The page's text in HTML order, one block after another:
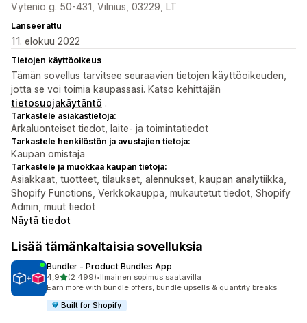
Vytenio g. 50-431, Vilnius, 03229, LT
Lanseerattu
11. elokuu 2022
Tietojen käyttöoikeus
Tämän sovellus tarvitsee seuraavien tietojen käyttöoikeuden,
jotta se voi toimia kaupassasi. Katso kehittäjän
tietosuojakäytäntö .
Tarkastele asiakastietoja:
Arkaluonteiset tiedot, laite- ja toimintatiedot
Tarkastele henkilöstön ja avustajien tietoja:
Kaupan omistaja
Tarkastele ja muokkaa kaupan tietoja:
Asiakkaat, tuotteet, tilaukset, alennukset, kaupan analytiikka,
Shopify Functions, Verkkokauppa, mukautetut tiedot, Shopify
Admin, muut tiedot
Näytä tiedot
Lisää tämänkaltaisia sovelluksia
Bundler ‑ Product Bundles App
4,9/ 5 tähteä
(2 499)
2499 arvostelua yhteensä
•Ilmainen sopimus saatavilla
Earn more with bundle offers, bundle upsells & quantity breaks
Built for Shopify